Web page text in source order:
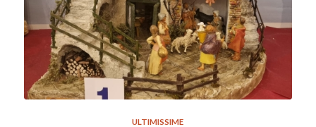
ULTIMISSIME